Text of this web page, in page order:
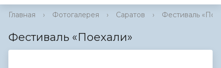
Главная › Фотогалерея › Саратов › Фестиваль
Фестиваль «Поехали»